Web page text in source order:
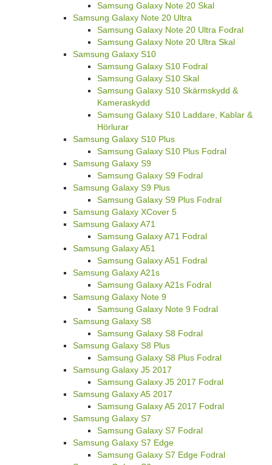
Samsung Galaxy Note 20 Skal
Samsung Galaxy Note 20 Ultra
Samsung Galaxy Note 20 Ultra Fodral
Samsung Galaxy Note 20 Ultra Skal
Samsung Galaxy S10
Samsung Galaxy S10 Fodral
Samsung Galaxy S10 Skal
Samsung Galaxy S10 Skärmskydd &
Kameraskydd
Samsung Galaxy S10 Laddare, Kablar &
Hörlurar
Samsung Galaxy S10 Plus
Samsung Galaxy S10 Plus Fodral
Samsung Galaxy S9
Samsung Galaxy S9 Fodral
Samsung Galaxy S9 Plus
Samsung Galaxy S9 Plus Fodral
Samsung Galaxy XCover 5
Samsung Galaxy A71
Samsung Galaxy A71 Fodral
Samsung Galaxy A51
Samsung Galaxy A51 Fodral
Samsung Galaxy A21s
Samsung Galaxy A21s Fodral
Samsung Galaxy Note 9
Samsung Galaxy Note 9 Fodral
Samsung Galaxy S8
Samsung Galaxy S8 Fodral
Samsung Galaxy S8 Plus
Samsung Galaxy S8 Plus Fodral
Samsung Galaxy J5 2017
Samsung Galaxy J5 2017 Fodral
Samsung Galaxy A5 2017
Samsung Galaxy A5 2017 Fodral
Samsung Galaxy S7
Samsung Galaxy S7 Fodral
Samsung Galaxy S7 Edge
Samsung Galaxy S7 Edge Fodral